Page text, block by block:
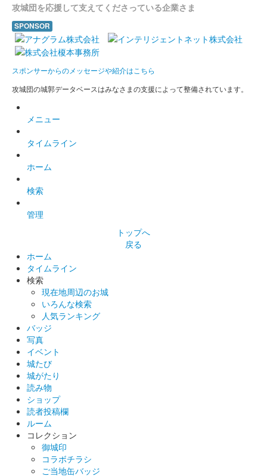
御城印 令和7年度版 畠山重忠
台紙は小川和紙を使用。「菅谷館跡」の文字は大妻嵐山高等学校
書道部による揮毫。
菅谷館跡 御城印
大妻嵐山中学校・高等学校コラボ
御城印 令和7年度版 吉祥模様
台紙は小川和紙を使用。「菅谷館跡」の文字は大妻嵐山高等学校
書道部による揮毫。
菅谷館跡 御城印
販売終了
菅谷城 御城印
販売終了
小川和紙を使用している。
菅谷館跡 御城印
販売終了
小川和紙を使用している。
菅谷館跡 御城印
ラスト版
攻城団を応援して支えてくださっている企業さま
SPONSOR
スポンサーからのメッセージや紹介はこちら
攻城団の城郭データベースはみなさまの支援によって整備されています。
メニュー
タイムライン
ホーム
検索
管理
トップへ
戻る
ホーム
タイムライン
検索
現在地周辺のお城
いろんな検索
人気ランキング
バッジ
写真
イベント
城たび
城がたり
読み物
ショップ
読者投稿欄
ルーム
コレクション
御城印
コラボチラシ
ご当地缶バッジ